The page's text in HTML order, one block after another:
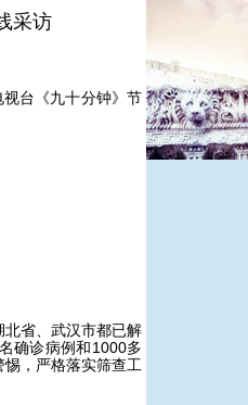
采访
台《九十分钟》节
省、武汉市都已解
确诊病例和1000多
，严格落实筛查工